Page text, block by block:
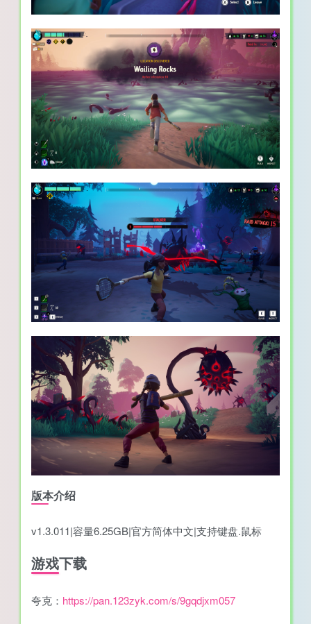
版本介绍
v1.3.011|容量6.25GB|官方简体中文|支持键盘.鼠标
游戏下载
夸克： https://pan.123zyk.com/s/9gqdjxm057